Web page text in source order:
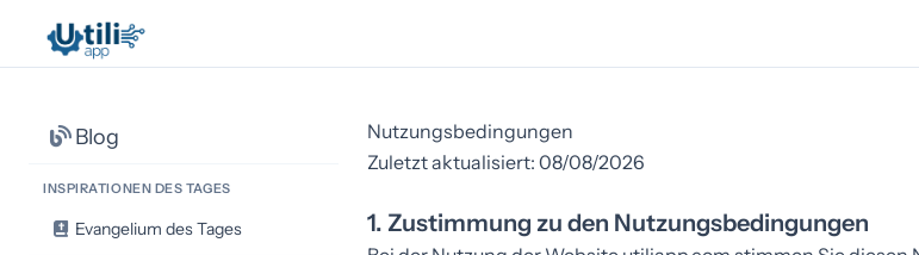
Blog
INSPIRATIONEN DES TAGES
Evangelium des Tages
Nutzungsbedingungen
Zuletzt aktualisiert: 08/08/2026
1. Zustimmung zu den Nutzungsbedingungen